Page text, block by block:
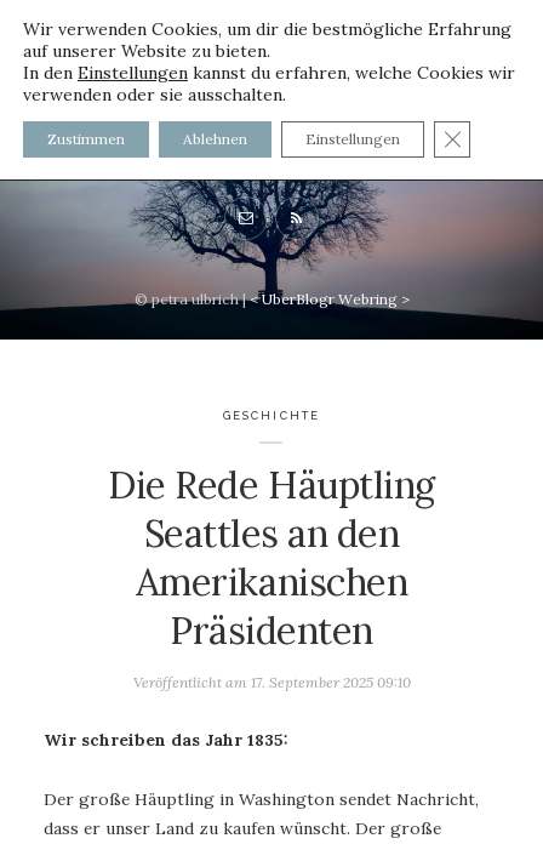
voller worte - mit und ohne
Innenfutter
© petra ulbrich |< UberBlogr Webring >
GESCHICHTE
Die Rede Häuptling
Seattles an den
Amerikanischen
Präsidenten
Veröffentlicht am 17. September 2025 09:10
Wir schreiben das Jahr 1835:
Der große Häuptling in Washington sendet Nachricht,
dass er unser Land zu kaufen wünscht. Der große
Wir verwenden Cookies, um dir die bestmögliche Erfahrung
auf unserer Website zu bieten.
In den Einstellungen kannst du erfahren, welche Cookies wir
verwenden oder sie ausschalten.
Zustimmen Ablehnen Einstellungen GDPR